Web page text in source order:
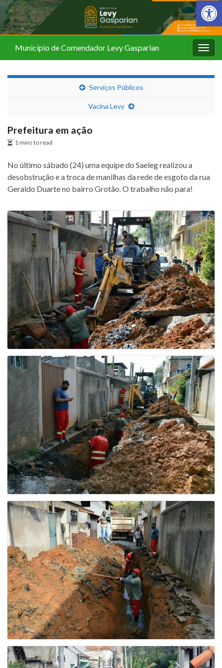
Barra de
Município de Comendador Levy Gasparian
Serviços Públicos
Vacina Levy
Prefeitura em ação
1 mins to read
No último sábado (24) uma equipe do Saeleg realizou a
desobstrução e a troca de manilhas da rede de esgoto da rua
Geraldo Duarte no bairro Grotão. O trabalho não para!